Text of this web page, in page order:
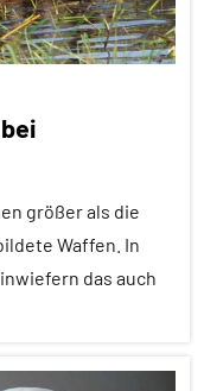
größer als die
Waffen. In
das auch